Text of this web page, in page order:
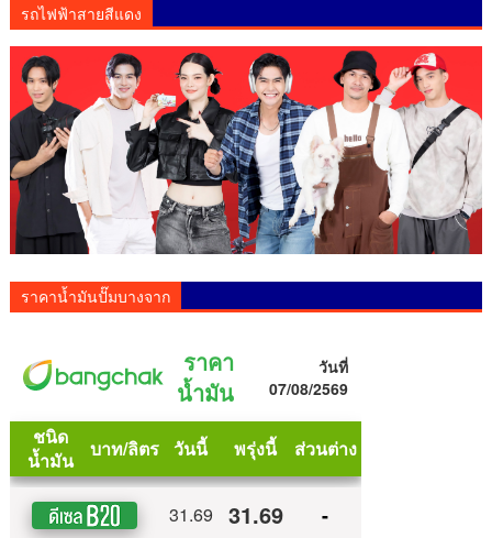
รถไฟฟ้าสายสีแดง
ราคาน้ำมันปั๊มบางจาก